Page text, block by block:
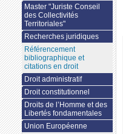
Master "Juriste Conseil
des Collectivités
Territoriales"
Recherches juridiques
Référencement
bibliographique et
citations en droit
Droit administratif
Droit constitutionnel
Droits de l’Homme et des
Libertés fondamentales
Union Européenne